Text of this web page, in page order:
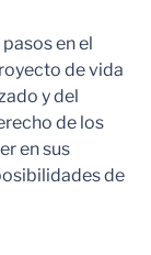
en el
de vida
y del
de los
en sus
de